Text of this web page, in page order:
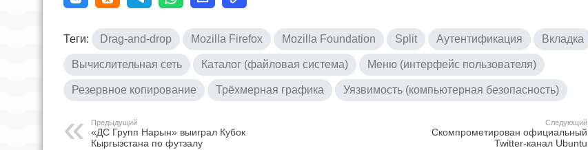
Теги: Drag-and-drop Mozilla Firefox Mozilla Foundation Split Аутентификация Вкладка
Вычислительная сеть Каталог (файловая система) Меню (интерфейс пользователя)
Резервное копирование Трёхмерная графика Уязвимость (компьютерная безопасность)
Предыдущий
«ДС Групп Нарын» выиграл Кубок
Кыргызстана по футзалу
Следующий
Скомпрометирован официальный
Twitter-канал Ubuntu